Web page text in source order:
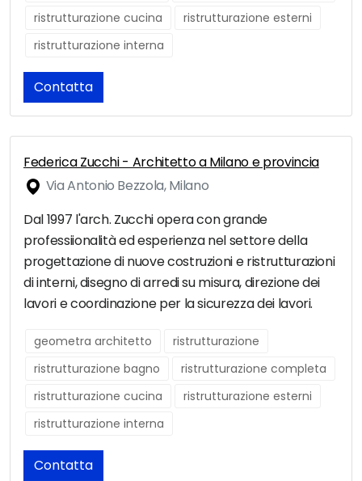
ristrutturazione cucina
ristrutturazione esterni
ristrutturazione interna
Contatta
Federica Zucchi - Architetto a Milano e provincia
Via Antonio Bezzola, Milano
Dal 1997 l'arch. Zucchi opera con grande
professiionalità ed esperienza nel settore della
progettazione di nuove costruzioni e ristrutturazioni
di interni, disegno di arredi su misura, direzione dei
lavori e coordinazione per la sicurezza dei lavori.
geometra architetto
ristrutturazione
ristrutturazione bagno
ristrutturazione completa
ristrutturazione cucina
ristrutturazione esterni
ristrutturazione interna
Contatta